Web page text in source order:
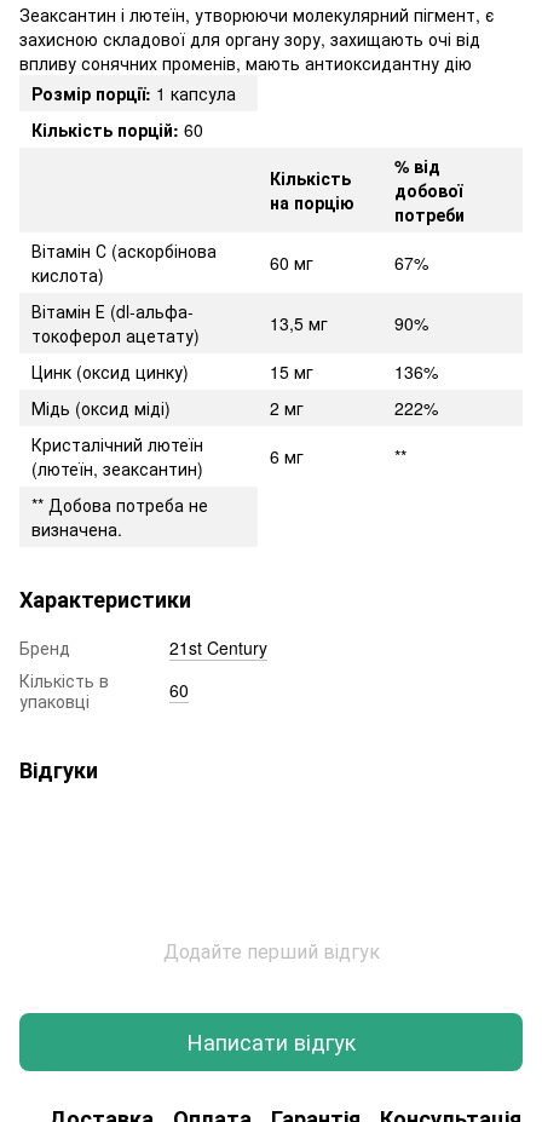
Зеаксантин і лютеїн, утворюючи молекулярний пігмент, є
захисною складової для органу зору, захищають очі від
впливу сонячних променів, мають антиоксидантну дію
Розмір порції: 1 капсула
Кількість порцій: 60
Кількість
на порцію
% від
добової
потреби
Вітамін С (аскорбінова
кислота)
60 мг
67%
Вітамін Е (dl-альфа-
токоферол ацетату)
13,5 мг
90%
Цинк (оксид цинку)
15 мг
136%
Мідь (оксид міді)
2 мг
222%
Кристалічний лютеїн
(лютеїн, зеаксантин)
6 мг
**
** Добова потреба не
визначена.
Характеристики
Бренд
21st Century
Кількість в
упаковці
60
Відгуки
Додайте перший відгук
Написати відгук